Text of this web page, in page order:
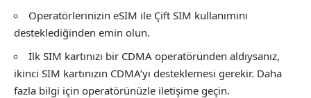
Operatörlerinizin eSIM ile Çift SIM kullanımını
desteklediğinden emin olun.
İlk SIM kartınızı bir CDMA operatöründen aldıysanız,
ikinci SIM kartınızın CDMA’yı desteklemesi gerekir. Daha
fazla bilgi için operatörünüzle iletişime geçin.